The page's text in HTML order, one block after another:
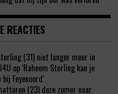
REACTIES
(31) niet langer meer in
op ‘Raheem Sterling kan je
Feyenoord’
(23) deze zomer naar